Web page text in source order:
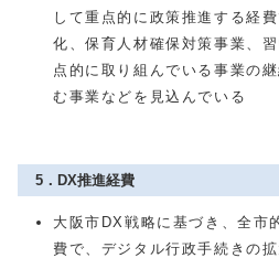
して重点的に政策推進する経
化、保育人材確保対策事業、
点的に取り組んでいる事業の
む事業などを見込んでいる
5．DX推進経費
大阪市DX戦略に基づき、全市
費で、デジタル行政手続きの